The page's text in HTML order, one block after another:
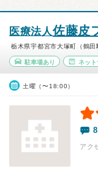
医療法人佐藤皮
栃木県宇都宮市大塚町（鶴田
駐車場あり ネット
土曜（〜18:00）
アク